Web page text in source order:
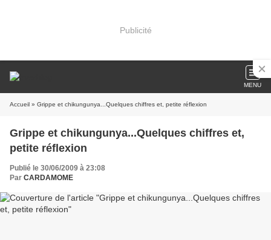
Publicité
MENU
Accueil » Grippe et chikungunya...Quelques chiffres et, petite réflexion
Grippe et chikungunya...Quelques chiffres et,
petite réflexion
Publié le 30/06/2009 à 23:08
Par CARDAMOME